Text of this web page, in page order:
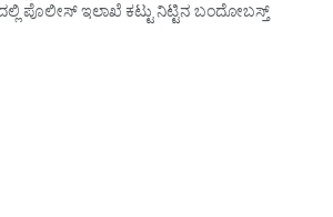
ಪೊಲೀಸ್ ಇಲಾಖೆ ಕಟ್ಟು ನಿಟ್ಟಿನ ಬಂದೋಬಸ್ತ್